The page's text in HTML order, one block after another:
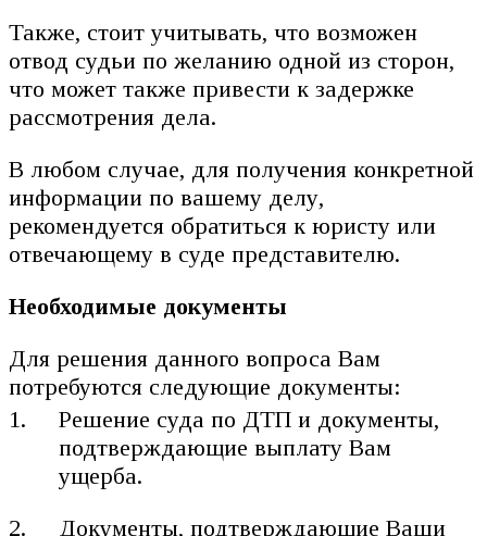
Также, стоит учитывать, что возможен
отвод судьи по желанию одной из сторон,
что может также привести к задержке
рассмотрения дела.
В любом случае, для получения конкретной
информации по вашему делу,
рекомендуется обратиться к юристу или
отвечающему в суде представителю.
Необходимые документы
Для решения данного вопроса Вам
потребуются следующие документы:
Решение суда по ДТП и документы,
подтверждающие выплату Вам
ущерба.
Документы, подтверждающие Ваши